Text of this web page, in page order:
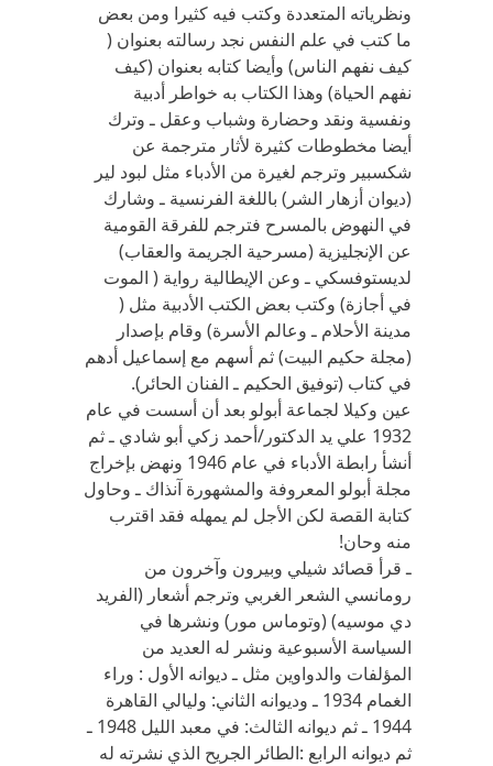
ونظرياته المتعددة وكتب فيه كثيرا ومن بعض
ما كتب في علم النفس نجد رسالته بعنوان (
كيف نفهم الناس) وأيضا كتابه بعنوان (كيف
نفهم الحياة) وهذا الكتاب به خواطر أدبية
ونفسية ونقد وحضارة وشباب وعقل ـ وترك
أيضا مخطوطات كثيرة لأثار مترجمة عن
شكسبير وترجم لغيرة من الأدباء مثل لبود لير
(ديوان أزهار الشر) باللغة الفرنسية ـ وشارك
في النهوض بالمسرح فترجم للفرقة القومية
عن الإنجليزية (مسرحية الجريمة والعقاب)
لديستوفسكي ـ وعن الإيطالية رواية ( الموت
في أجازة) وكتب بعض الكتب الأدبية مثل (
مدينة الأحلام ـ وعالم الأسرة) وقام بإصدار
(مجلة حكيم البيت) ثم أسهم مع إسماعيل أدهم
في كتاب (توفيق الحكيم ـ الفنان الحائر).
عين وكيلا لجماعة أبولو بعد أن أسست في عام
1932 علي يد الدكتور/أحمد زكي أبو شادي ـ ثم
أنشأ رابطة الأدباء في عام 1946 ونهض بإخراج
مجلة أبولو المعروفة والمشهورة آنذاك ـ وحاول
كتابة القصة لكن الأجل لم يمهله فقد اقترب
منه وحان!
ـ قرأ قصائد شيلي وبيرون وآخرون من
رومانسي الشعر الغربي وترجم أشعار (الفريد
دي موسيه) (وتوماس مور) ونشرها في
السياسة الأسبوعية ونشر له العديد من
المؤلفات والدواوين مثل ـ ديوانه الأول : وراء
الغمام 1934 ـ وديوانه الثاني: وليالي القاهرة
1944 ـ ثم ديوانه الثالث: في معبد الليل 1948 ـ
ثم ديوانه الرابع :الطائر الجريح الذي نشرته له